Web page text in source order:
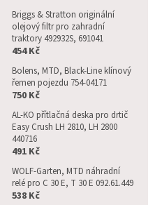
Briggs & Stratton originální
olejový filtr pro zahradní
traktory 492932S, 691041
454 Kč
Bolens, MTD, Black-Line klínový
řemen pojezdu 754-04171
750 Kč
AL-KO přítlačná deska pro drtič
Easy Crush LH 2810, LH 2800
440716
491 Kč
WOLF-Garten, MTD náhradní
relé pro C 30 E, T 30 E 092.61.449
538 Kč